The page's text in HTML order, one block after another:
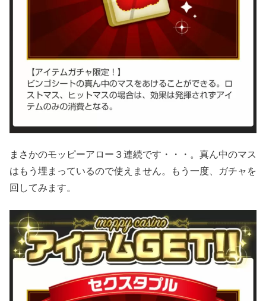
まさかのモッピーアロー３連続です・・・。真ん中のマス
はもう埋まっているので使えません。もう一度、ガチャを
回してみます。